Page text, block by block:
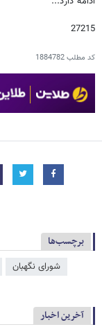
27215
کد مطلب1884782
برچسب‌ها
شورای نگهبان
آخرین اخبار